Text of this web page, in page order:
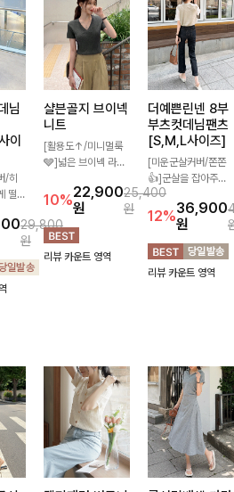
님
이
/히
떨어
부담
로 편
지
져
렌
29,800
원
샬븐골지 브이넥
니트
[활용도↑/미니멀룩
🩶]넓은 브이넥 라인
로 몸에 편안하게 닿
으며 슬림한 실루엣을
만들어주고 데일리로
입어도 손색없는 니트
에요!
10%22,900
원
25,400
원
리뷰 카운트 영역
더예쁜린넨 8부
부츠컷데님팬츠
[S,M,L사이즈]
[미운군살커버/쫀쫀
👍]군살을 잡아주는
깔끔한 부츠컷 핏에
발목이 드러나는 8부
기장으로 다리를 슬림
하고 길어보이게 만들
어주며 생지 소재로
멋을 더한 데님팬츠에
12%36,900
원
리뷰 카운트 영역